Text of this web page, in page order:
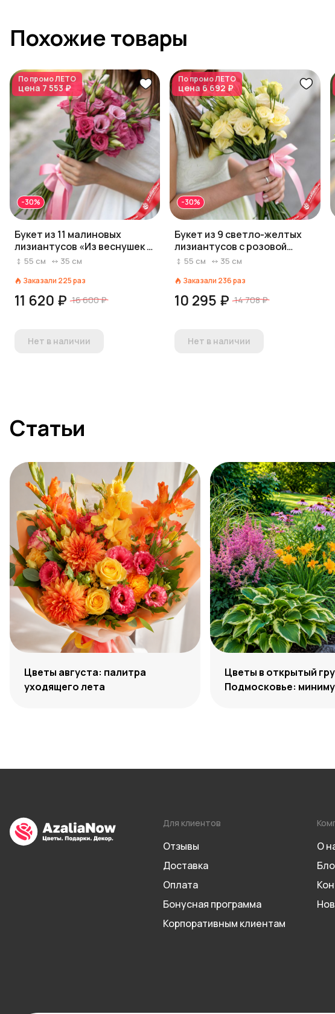
Похожие товары
По промоЛЕТО
цена 7 553 ₽
-30%
Букет из 11 малиновых
лизиантусов «Из веснушек и
хлопушек»
55 см 35 см
Заказали 225раз
11 620 ₽ 16 600 ₽
Нет в наличии
По промоЛЕТО
цена 6 692 ₽
-30%
Букет из 9 светло-желтых
лизиантусов с розовой
лентой
55 см 35 см
Заказали 236раз
10 295 ₽ 14 708 ₽
Нет в наличии
Статьи
Цветы августа: палитра
уходящего лета
Цветы в открытый
Подмосковье:
Для клиентов
Отзывы
Доставка
Оплата
Бонусная программа
Корпоративным клиентам
О